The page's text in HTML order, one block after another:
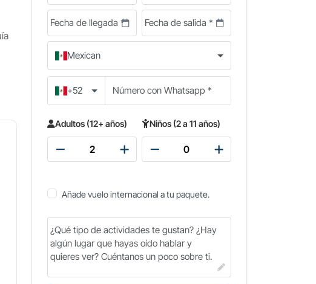
Mexican
+52
Adultos (12+ años) Niños (2 a 11 años)
Añade vuelo internacional a tu paquete.